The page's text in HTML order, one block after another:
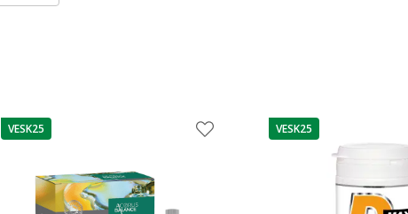
patarimas
VESK25 patarimas
VESK25